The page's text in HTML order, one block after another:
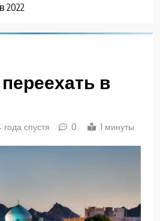
2022
в
года спустя 0 1 минуты